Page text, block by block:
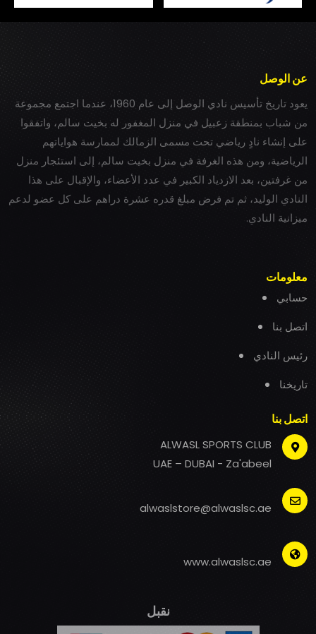
عن الوصل
يعود تاريخ تأسيس نادي الوصل إلى عام 1960، عندما اجتمع مجموعة
من شباب بمنطقة زعبيل في منزل المغفور له بخيت سالم، واتفقوا
على إنشاء نادٍ رياضي تحت مسمى الزمالك لممارسة هواياتهم
الرياضية، ومن هذه الغرفة في منزل بخيت سالم، إلى استئجار منزل
من غرفتين، بعد الازدياد الكبير في عدد الأعضاء، والإقبال على هذا
النادي الوليد، ثم تم فرض مبلغ قدره عشرة دراهم على كل عضو لدعم
ميزانية النادي.
معلومات
حسابي
اتصل بنا
رئيس النادي
تاريخنا
اتصل بنا
ALWASL SPORTS CLUB
UAE – DUBAI - Za'abeel
alwaslstore@alwaslsc.ae
www.alwaslsc.ae
نقبل